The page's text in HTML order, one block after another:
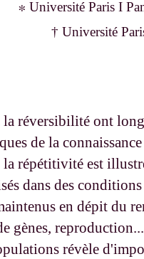
∗ Université Paris I
† Université
réversibilité ont
de la
répétitivité est
dans des
en dépit du
gènes,
révèle